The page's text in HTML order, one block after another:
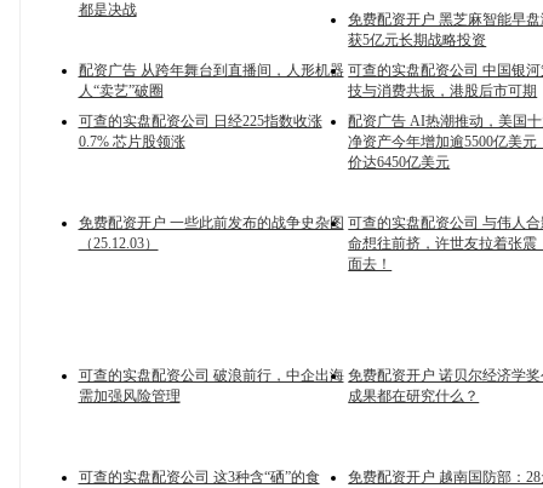
都是决战
免费配资开户 黑芝麻智能早
获5亿元长期战略投资
配资广告 从跨年舞台到直播间，人形机器
人“卖艺”破圈
可查的实盘配资公司 中国银
技与消费共振，港股后市可期
可查的实盘配资公司 日经225指数收涨
0.7% 芯片股领涨
配资广告 AI热潮推动，美国
净资产今年增加逾5500亿美元
价达6450亿美元
免费配资开户 一些此前发布的战争史杂图
（25.12.03）
可查的实盘配资公司 与伟人
命想往前挤，许世友拉着张震
面去！
可查的实盘配资公司 破浪前行，中企出海
需加强风险管理
免费配资开户 诺贝尔经济学
成果都在研究什么？
可查的实盘配资公司 这3种含“硒”的食
免费配资开户 越南国防部：